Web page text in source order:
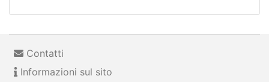
Contatti
Informazioni sul sito